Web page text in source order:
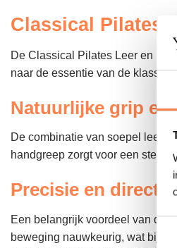
Classical Pilates
De Classical Pilates Leer en
naar de essentie van de
Natuurlijke grip
De combinatie van soepel leer
handgreep zorgt voor een
Precisie en directe
Een belangrijk voordeel van
beweging nauwkeurig, wat